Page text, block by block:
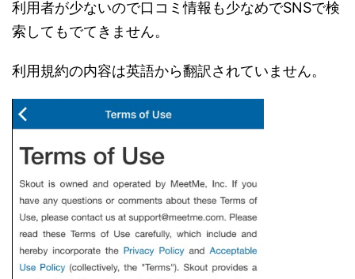
利用者が少ないので口コミ情報も少なめでSNSで検
索してもでてきません。
利用規約の内容は英語から翻訳されていません。